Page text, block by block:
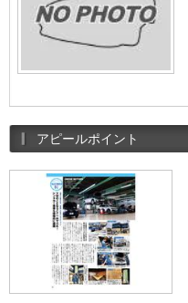
アピールポイント